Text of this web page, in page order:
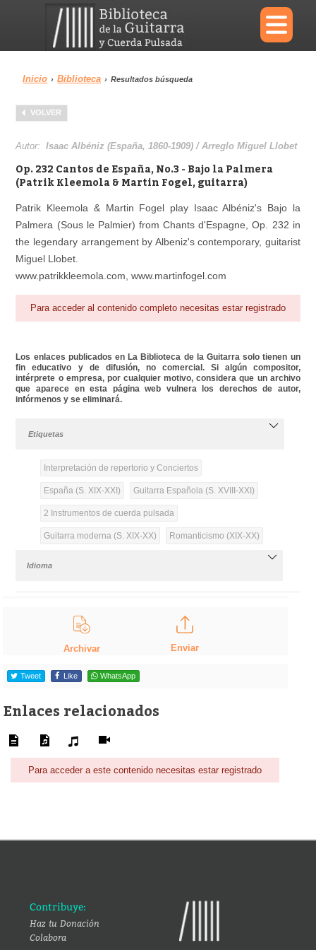
×
Menu
Biblioteca Diccionario
Inicio › Biblioteca › Resultados búsqueda
VOLVER
Autor:Isaac Albéniz (España, 1860-1909) / Arreglo Miguel Llobet
Op. 232 Cantos de España, No.3 - Bajo la Palmera
(Patrik Kleemola & Martin Fogel, guitarra)
Patrik Kleemola & Martin Fogel play Isaac Albéniz's Bajo la
Palmera (Sous le Palmier) from Chants d'Espagne, Op. 232 in
the legendary arrangement by Albeniz's contemporary, guitarist
Miguel Llobet.
www.patrikkleemola.com, www.martinfogel.com
Para acceder al contenido completo necesitas estar registrado
Los enlaces publicados en La Biblioteca de la Guitarra solo tienen un
fin educativo y de difusión, no comercial. Si algún compositor,
intérprete o empresa, por cualquier motivo, considera que un archivo
que aparece en esta página web vulnera los derechos de autor,
infórmenos y se eliminará.
Etiquetas
Interpretación de repertorio y Conciertos
España (S. XIX-XXI) Guitarra Española (S. XVIII-XXI)
2 Instrumentos de cuerda pulsada
Guitarra moderna (S. XIX-XX) Romanticismo (XIX-XX)
Idioma
Archivar Enviar
Tweet Like WhatsApp
Enlaces relacionados
Para acceder a este contenido necesitas estar registrado
Contribuye:
Haz tu Donación
Colabora